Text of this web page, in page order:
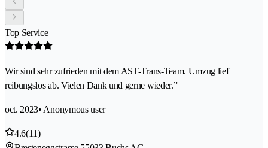
Top Service
Wir sind sehr zufrieden mit dem AST-Trans-Team. Umzug lief
reibungslos ab. Vielen Dank und gerne wieder.”
oct. 2023• Anonymous user
4.6(11)